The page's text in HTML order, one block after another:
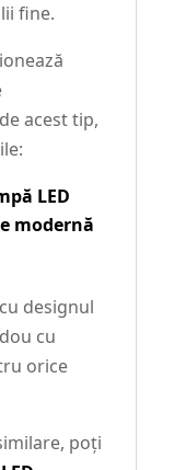
fine.
acest tip,
LED
modernă
designul
cu
orice
poți